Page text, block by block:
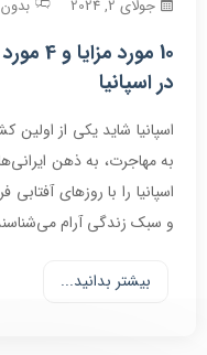
جولای 2, 2024
10
در اسپانیا
اسپانیا شاید یکی از
به مهاجرت، به ذهن
اسپانیا را با روزهای
و سبک زندگی آرام
بیشتر بدانید...